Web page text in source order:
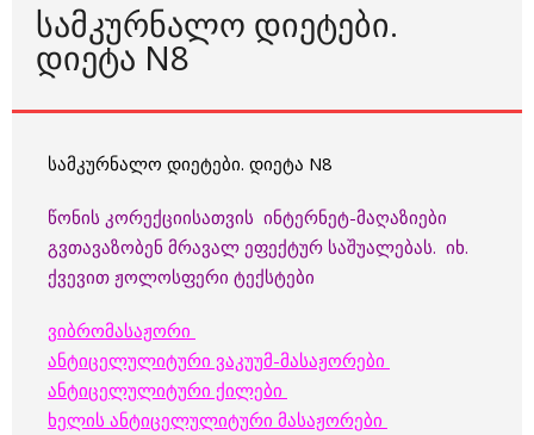
ᲡᲐᲛᲙᲣᲠᲜᲐᲚᲝ ᲓᲘᲔᲢᲔᲑᲘ.
ᲓᲘᲔᲢᲐ N8
სამკურნალო დიეტები. დიეტა N8
წონის კორექციისათვის ინტერნეტ-მაღაზიები
გვთავაზობენ მრავალ ეფექტურ საშუალებას. იხ.
ქვევით ჟოლოსფერი ტექსტები
ვიბრომასაჟორი
ანტიცელულიტური ვაკუუმ-მასაჟორები
ანტიცელულიტური ქილები
ხელის ანტიცელულიტური მასაჟორები